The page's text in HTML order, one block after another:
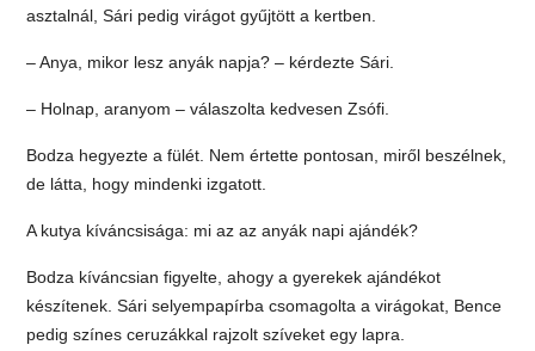
asztalnál, Sári pedig virágot gyűjtött a kertben.
– Anya, mikor lesz anyák napja? – kérdezte Sári.
– Holnap, aranyom – válaszolta kedvesen Zsófi.
Bodza hegyezte a fülét. Nem értette pontosan, miről beszélnek,
de látta, hogy mindenki izgatott.
A kutya kíváncsisága: mi az az anyák napi ajándék?
Bodza kíváncsian figyelte, ahogy a gyerekek ajándékot
készítenek. Sári selyempapírba csomagolta a virágokat, Bence
pedig színes ceruzákkal rajzolt szíveket egy lapra.